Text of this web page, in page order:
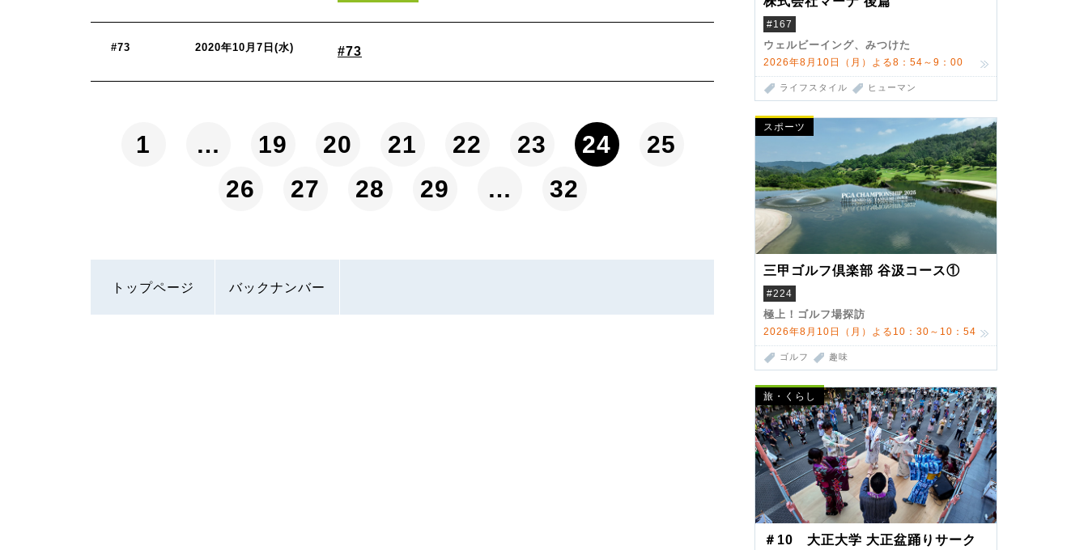
#167
ウェルビーイング、みつけた
2026年8月10日（月）よる8：54～9：00
ライフスタイル ヒューマン
スポーツ
三甲ゴルフ倶楽部 谷汲コース①
#224
極上！ゴルフ場探訪
2026年8月10日（月）よる10：30～10：54
ゴルフ 趣味
旅・くらし
＃10 大正大学 大正盆踊りサーク
#73 2020年10月7日(水) #73
1 … 19 20 21 22 23 24
25
26
27 28 29 … 32
トップページ バックナンバー